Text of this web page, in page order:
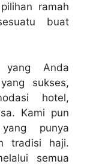
ramah
buat
Anda
sukses,
hotel,
Kami pun
punya
tradisi haji.
semua